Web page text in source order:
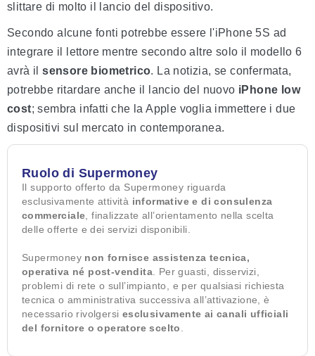
slittare di molto il lancio del dispositivo.
Secondo alcune fonti potrebbe essere l'iPhone 5S ad
integrare il lettore mentre secondo altre solo il modello 6
avrà ilsensore biometrico. La notizia, se confermata,
potrebbe ritardare anche il lancio del nuovo iPhone low
cost; sembra infatti che la Apple voglia immettere i due
dispositivi sul mercato in contemporanea.
Ruolo di Supermoney
Il supporto offerto da Supermoney riguarda
esclusivamente attività informative e di consulenza
commerciale , finalizzate all’orientamento nella scelta
delle offerte e dei servizi disponibili.
Supermoney non fornisce assistenza tecnica,
operativa né post-vendita . Per guasti, disservizi,
problemi di rete o sull’impianto, e per qualsiasi richiesta
tecnica o amministrativa successiva all’attivazione, è
necessario rivolgersi esclusivamente ai canali ufficiali
del fornitore o operatore scelto